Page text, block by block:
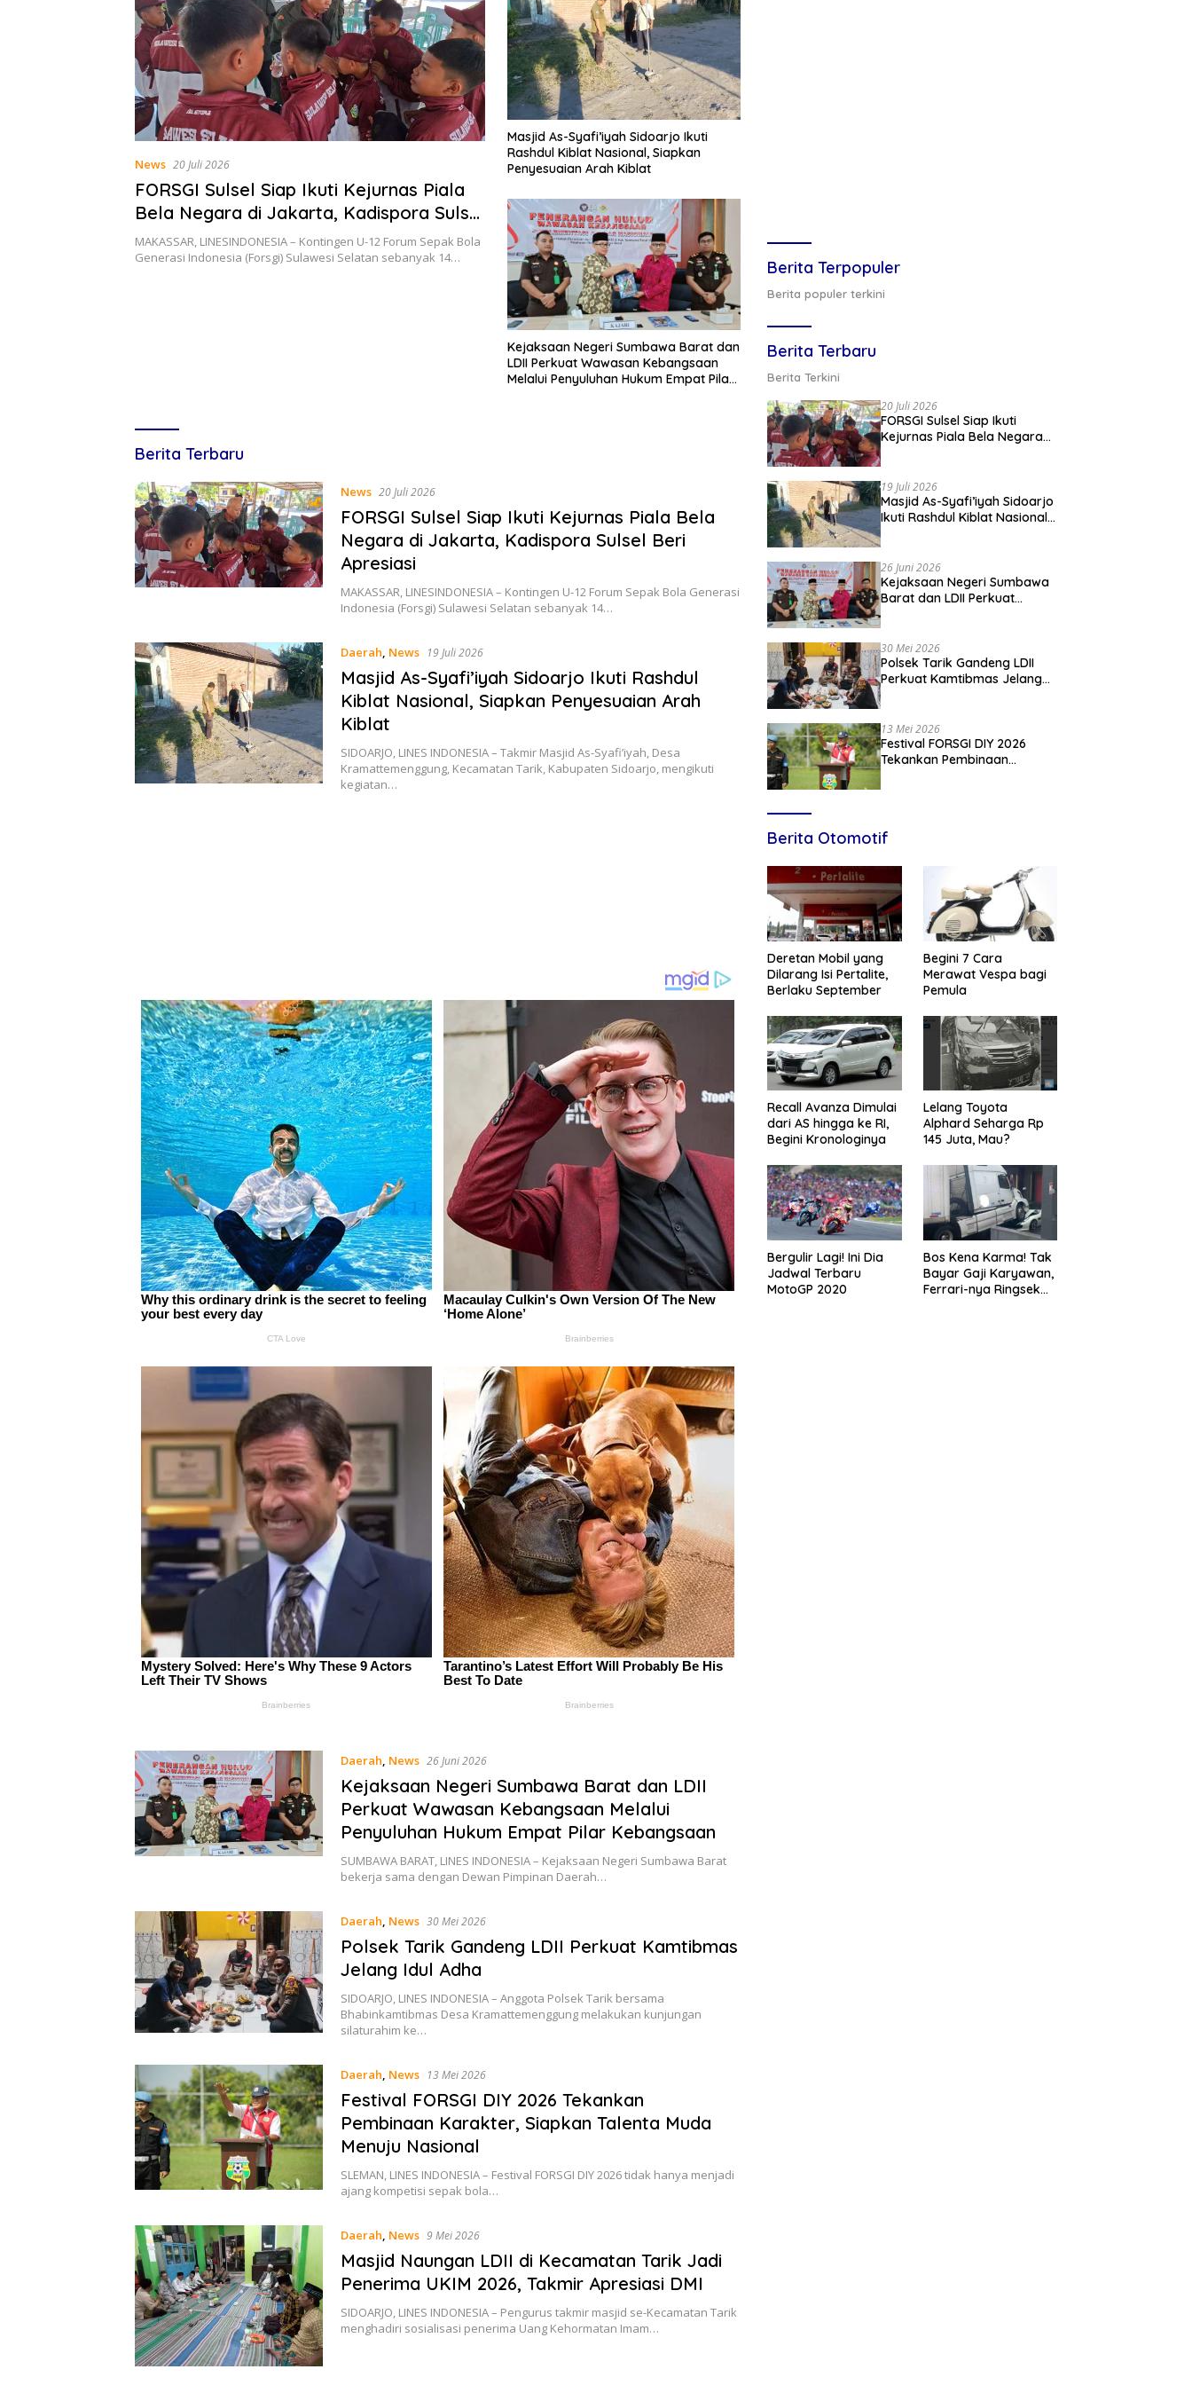
News 20 Juli 2026
FORSGI Sulsel Siap Ikuti Kejurnas Piala
Bela Negara di Jakarta, Kadispora Sulsel
Beri Apresiasi
MAKASSAR, LINESINDONESIA – Kontingen U-12 Forum Sepak Bola
Generasi Indonesia (Forsgi) Sulawesi Selatan sebanyak 14…
Masjid As-Syafi’iyah Sidoarjo Ikuti
Rashdul Kiblat Nasional, Siapkan
Penyesuaian Arah Kiblat
Kejaksaan Negeri Sumbawa Barat dan
LDII Perkuat Wawasan Kebangsaan
Melalui Penyuluhan Hukum Empat Pilar
Lines
Berita Terbaru
News 20 Juli 2026
FORSGI Sulsel Siap Ikuti Kejurnas Piala Bela
Negara di Jakarta, Kadispora Sulsel Beri
Apresiasi
MAKASSAR, LINESINDONESIA – Kontingen U-12 Forum Sepak Bola Generasi
Indonesia (Forsgi) Sulawesi Selatan sebanyak 14…
Daerah, News 19 Juli 2026
Masjid As-Syafi’iyah Sidoarjo Ikuti Rashdul
Kiblat Nasional, Siapkan Penyesuaian Arah
Kiblat
SIDOARJO, LINES INDONESIA – Takmir Masjid As-Syafi’iyah, Desa
Kramattemenggung, Kecamatan Tarik, Kabupaten Sidoarjo, mengikuti
kegiatan…
Daerah, News 26 Juni 2026
Kejaksaan Negeri Sumbawa Barat dan LDII
Perkuat Wawasan Kebangsaan Melalui
Penyuluhan Hukum Empat Pilar Kebangsaan
SUMBAWA BARAT, LINES INDONESIA – Kejaksaan Negeri Sumbawa Barat
bekerja sama dengan Dewan Pimpinan Daerah…
Daerah, News 30 Mei 2026
Polsek Tarik Gandeng LDII Perkuat Kamtibmas
Jelang Idul Adha
SIDOARJO, LINES INDONESIA – Anggota Polsek Tarik bersama
Bhabinkamtibmas Desa Kramattemenggung melakukan kunjungan
silaturahim ke…
Daerah, News 13 Mei 2026
Festival FORSGI DIY 2026 Tekankan
Pembinaan Karakter, Siapkan Talenta Muda
Menuju Nasional
SLEMAN, LINES INDONESIA – Festival FORSGI DIY 2026 tidak hanya menjadi
ajang kompetisi sepak bola…
Daerah, News 9 Mei 2026
Masjid Naungan LDII di Kecamatan Tarik Jadi
Penerima UKIM 2026, Takmir Apresiasi DMI
SIDOARJO, LINES INDONESIA – Pengurus takmir masjid se-Kecamatan Tarik
menghadiri sosialisasi penerima Uang Kehormatan Imam…
Berita Terpopuler
Berita populer terkini
Berita Terbaru
Berita Terkini
20 Juli 2026
FORSGI Sulsel Siap Ikuti
Kejurnas Piala Bela Negara
19 Juli 2026
Masjid As-Syafi’iyah Sidoarjo
Ikuti Rashdul Kiblat Nasional,
26 Juni 2026
Kejaksaan Negeri Sumbawa
Barat dan LDII Perkuat
Empat Pilar Kebangsaan
30 Mei 2026
Polsek Tarik Gandeng LDII
Perkuat Kamtibmas Jelang
13 Mei 2026
Festival FORSGI DIY 2026
Tekankan Pembinaan
Berita Otomotif
Deretan Mobil yang
Dilarang Isi Pertalite,
Berlaku September
Begini 7 Cara
Merawat Vespa bagi
Pemula
Recall Avanza Dimulai
dari AS hingga ke RI,
Begini Kronologinya
Lelang Toyota
Alphard Seharga Rp
145 Juta, Mau?
Bergulir Lagi! Ini Dia
Jadwal Terbaru
MotoGP 2020
Bos Kena Karma! Tak
Bayar Gaji Karyawan,
Ferrari-nya Ringsek